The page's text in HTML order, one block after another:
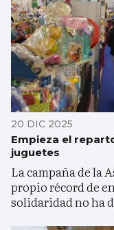
20 DIC 2025
Empieza el
juguetes
La campaña de la
propio récord de
solidaridad no ha